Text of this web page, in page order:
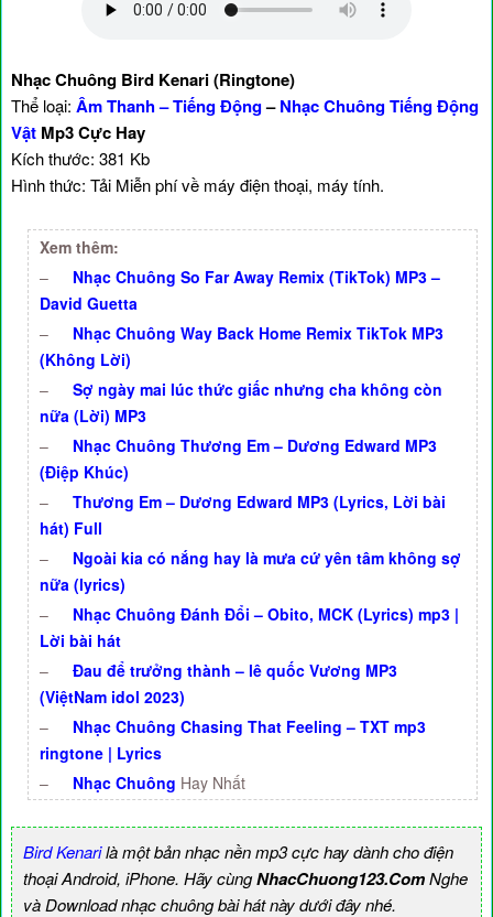
Nhạc Chuông Bird Kenari (Ringtone)
Thể loại: Âm Thanh – Tiếng Động–Nhạc Chuông Tiếng Động
Vật Mp3 Cực Hay
Kích thước: 381 Kb
Hình thức: Tải Miễn phí về máy điện thoại, máy tính.
Xem thêm:
–
Nhạc Chuông So Far Away Remix (TikTok) MP3 –
David Guetta
–
Nhạc Chuông Way Back Home Remix TikTok MP3
(Không Lời)
–
Sợ ngày mai lúc thức giấc nhưng cha không còn
nữa (Lời) MP3
–
Nhạc Chuông Thương Em – Dương Edward MP3
(Điệp Khúc)
–
Thương Em – Dương Edward MP3 (Lyrics, Lời bài
hát) Full
–
Ngoài kia có nắng hay là mưa cứ yên tâm không sợ
nữa (lyrics)
–
Nhạc Chuông Đánh Đổi – Obito, MCK (Lyrics) mp3 |
Lời bài hát
–
Đau để trưởng thành – lê quốc Vương MP3
(ViệtNam idol 2023)
–
Nhạc Chuông Chasing That Feeling – TXT mp3
ringtone | Lyrics
–
Nhạc Chuông Hay Nhất
Bird Kenarilà một bản nhạc nền mp3 cực hay dành cho điện
thoại Android, iPhone. Hãy cùngNhacChuong123.ComNghe
và Download nhạc chuông bài hát này dưới đây nhé.